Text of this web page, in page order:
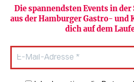
Die spannendsten Events in der
aus der Hamburger Gastro- und
dich auf dem
Newsletter abonnieren
HAMBURG PUR